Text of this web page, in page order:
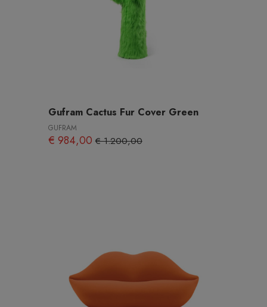
Gufram Cactus Fur Cover Green
GUFRAM
€ 984,00€ 1.200,00